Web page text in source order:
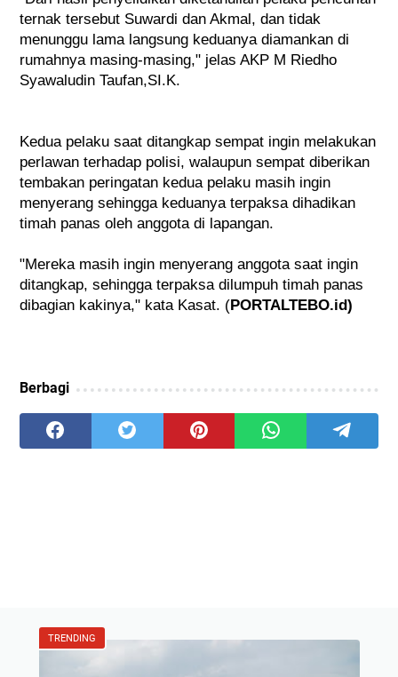
ternak tersebut Suwardi dan Akmal, dan tidak
menunggu lama langsung keduanya diamankan di
rumahnya masing-masing," jelas AKP M Riedho
Syawaludin Taufan,SI.K.
Kedua pelaku saat ditangkap sempat ingin melakukan
perlawan terhadap polisi, walaupun sempat diberikan
tembakan peringatan kedua pelaku masih ingin
menyerang sehingga keduanya terpaksa dihadikan
timah panas oleh anggota di lapangan.
"Mereka masih ingin menyerang anggota saat ingin
ditangkap, sehingga terpaksa dilumpuh timah panas
dibagian kakinya," kata Kasat. (PORTALTEBO.id)
Berbagi
TRENDING